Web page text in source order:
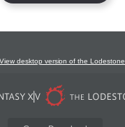
View desktop version of the Lodestone